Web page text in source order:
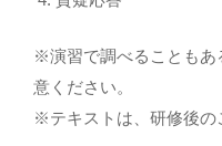
※演習で調べることもあ
意ください。
※テキストは、研修後の